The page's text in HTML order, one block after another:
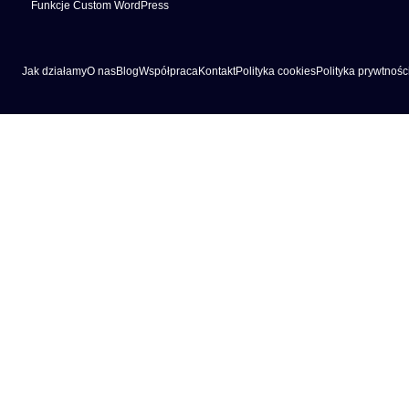
Funkcje Custom WordPress
Jak działamyO nasBlogWspółpracaKontaktPolityka cookiesPolityka prywtności